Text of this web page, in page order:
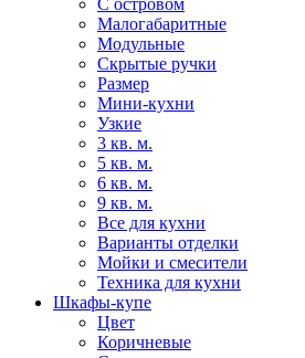
С островом
Малогабаритные
Модульные
Скрытые ручки
Размер
Мини-кухни
Узкие
3 кв. м.
5 кв. м.
6 кв. м.
9 кв. м.
Все для кухни
Варианты отделки
Мойки и смесители
Техника для кухни
Шкафы-купе
Цвет
Коричневые